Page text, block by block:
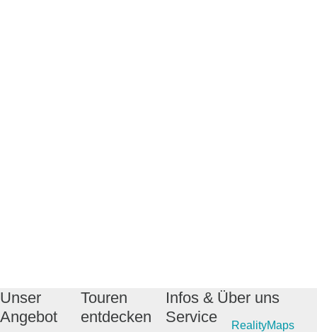
Unser
Angebot
Touren
entdecken
Infos &
Service
Über uns
RealityMaps